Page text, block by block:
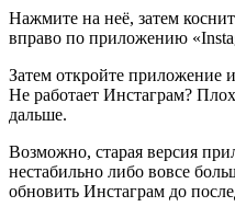
Нажмите на неё, затем
вправо по приложению
Затем откройте приложение
Не работает Инстаграм?
дальше.
Возможно, старая версия
нестабильно либо вовсе
обновить Инстаграм до